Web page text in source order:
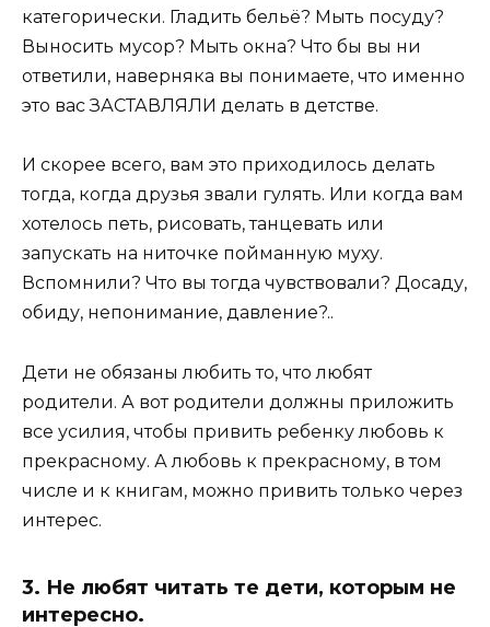
категорически. Гладить бельё? Мыть посуду?
Выносить мусор? Мыть окна? Что бы вы ни
ответили, наверняка вы понимаете, что именно
это вас ЗАСТАВЛЯЛИ делать в детстве.
И скорее всего, вам это приходилось делать
тогда, когда друзья звали гулять. Или когда вам
хотелось петь, рисовать, танцевать или
запускать на ниточке пойманную муху.
Вспомнили? Что вы тогда чувствовали? Досаду,
обиду, непонимание, давление?..
Дети не обязаны любить то, что любят
родители. А вот родители должны приложить
все усилия, чтобы привить ребенку любовь к
прекрасному. А любовь к прекрасному, в том
числе и к книгам, можно привить только через
интерес.
3. Не любят читать те дети, которым не
интересно.